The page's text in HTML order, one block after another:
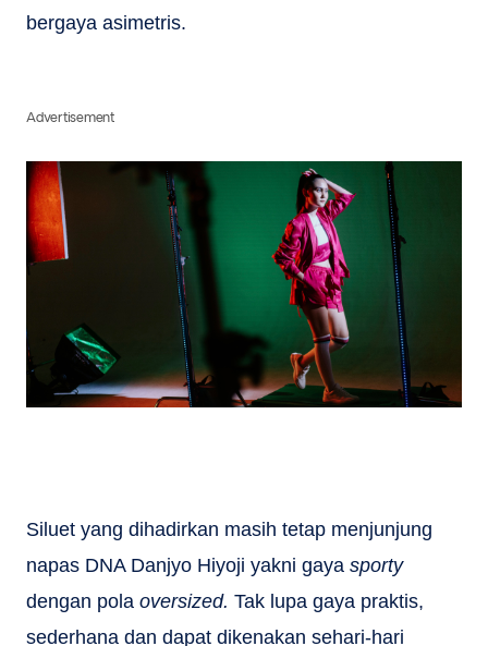
bergaya asimetris.
Advertisement
Siluet yang dihadirkan masih tetap menjunjung
napas DNA Danjyo Hiyoji yakni gaya sporty
dengan pola oversized. Tak lupa gaya praktis,
sederhana dan dapat dikenakan sehari-hari